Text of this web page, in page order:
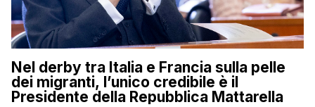
Nel derby tra Italia e Francia sulla pelle
dei migranti, l’unico credibile è il
Presidente della Repubblica Mattarella